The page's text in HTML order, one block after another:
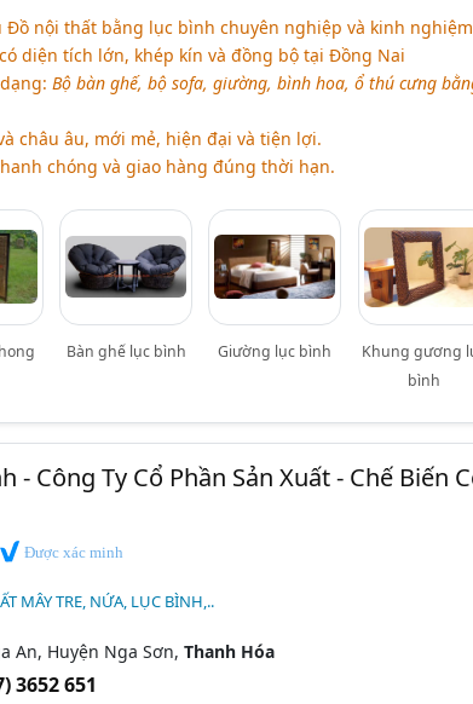
nội thất bằng lục bình chuyên nghiệp và kinh nghiệm
diện tích lớn, khép kín và đồng bộ tại Đồng Nai
Bộ bàn ghế, bộ sofa, giường, bình hoa, ổ thú cưng
châu âu, mới mẻ, hiện đại và tiện lợi.
chóng và giao hàng đúng thời hạn.
Bàn ghế lục bình Giường lục bình
Khung gương
bình
- Công Ty Cổ Phần Sản Xuất - Chế Biến
Được xác minh
MÂY TRE, NỨA, LỤC BÌNH,..
An, Huyện Nga Sơn, Thanh Hóa
3652 651